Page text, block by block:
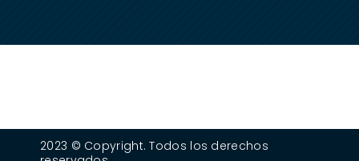
2023 © Copyright. Todos los derechos